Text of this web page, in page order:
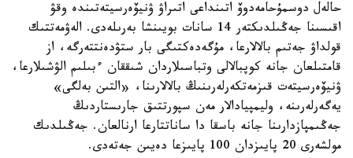
حالەل دوسمۇحامەدوۆ اتىنداعى اتىراۋ ۋنيۆەرسيتەتىندە وقۋ
اقىسىنا جەڭىلدىكتەر 14 سانات بويىنشا بەرىلەدى. الەۋمەتتىك
قولداۋ جەتىم بالالارعا، مۇگەدەكتىگى بار ستۋدەنتتەرگە، از
قامتىلعان جانە كوپبالالى وتباسىلاردان شىققان ءبىلىم الۋشىلارعا،
ۋنيۆەرسيتەت قىزمەتكەرلەرىنىڭ بالالارىنا، «التىن بەلگى»
يەگەرلەرىنە، وليمپيادالار مەن سپورتتىق جارىستاردىڭ
جەڭىمپازدارىنا جانە باسقا دا ساناتتارعا ارنالعان. جەڭىلدىك
مولشەرى 20 پايىزدان 100 پايىزعا دەيىن جەتەدى.